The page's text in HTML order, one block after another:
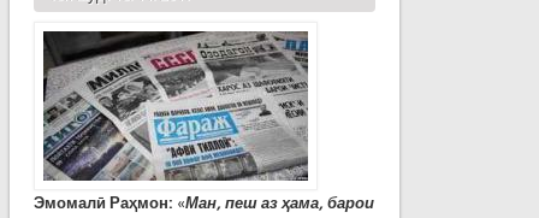
Эмомалӣ Раҳмон: «Ман, пеш аз ҳама, барои